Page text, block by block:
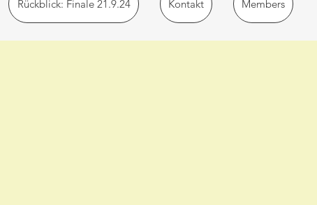
Rückblick: Finale 21.9.24 Kontakt Members